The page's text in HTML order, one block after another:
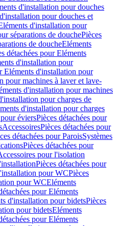
d'installation pour douches
pour douches et
d'installation pour
séparations de douchePièces
de doucheEléments
détachées pour Eléments
d'installation pour
Eléments d'installation pour
pour machines à laver et lave-
d'installation pour machines
pour charges de
d'installation pour charges
éviersPièces détachées pour
AccessoiresPièces détachées pour
détachées pour ParoisSystèmes
Pièces détachées pour
pour l'isolation
Pièces détachées pour
pour WCPièces
pour WCEléments
pour Eléments
d'installation pour bidetsPièces
pour bidetsEléments
pour Eléments